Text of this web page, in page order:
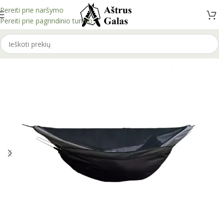
Pereiti prie naršymo
Pereiti prie pagrindinio turinio